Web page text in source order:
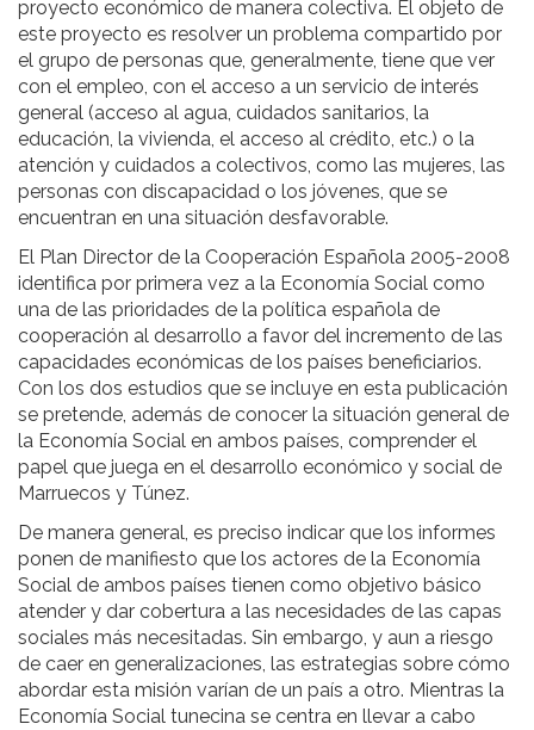
proyecto económico de manera colectiva. El objeto de
este proyecto es resolver un problema compartido por
el grupo de personas que, generalmente, tiene que ver
con el empleo, con el acceso a un servicio de interés
general (acceso al agua, cuidados sanitarios, la
educación, la vivienda, el acceso al crédito, etc.) o la
atención y cuidados a colectivos, como las mujeres, las
personas con discapacidad o los jóvenes, que se
encuentran en una situación desfavorable.
El Plan Director de la Cooperación Española 2005-2008
identifica por primera vez a la Economía Social como
una de las prioridades de la política española de
cooperación al desarrollo a favor del incremento de las
capacidades económicas de los países beneficiarios.
Con los dos estudios que se incluye en esta publicación
se pretende, además de conocer la situación general de
la Economía Social en ambos países, comprender el
papel que juega en el desarrollo económico y social de
Marruecos y Túnez.
De manera general, es preciso indicar que los informes
ponen de manifiesto que los actores de la Economía
Social de ambos países tienen como objetivo básico
atender y dar cobertura a las necesidades de las capas
sociales más necesitadas. Sin embargo, y aun a riesgo
de caer en generalizaciones, las estrategias sobre cómo
abordar esta misión varían de un país a otro. Mientras la
Economía Social tunecina se centra en llevar a cabo